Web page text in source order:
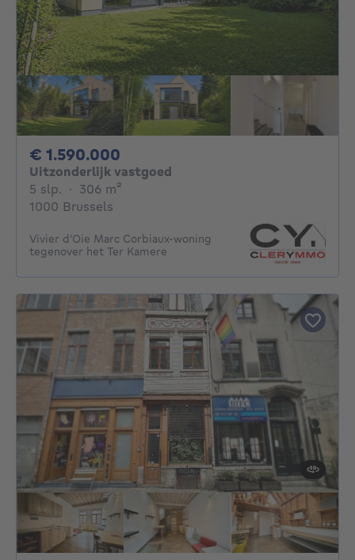
€ 1.590.000
Uitzonderlijk vastgoed
5 slp. 5 slaapkamers
· 306 m²
1000 Brussels
Vivier d’Oie Marc Corbiaux-woning
tegenover het Ter Kamere